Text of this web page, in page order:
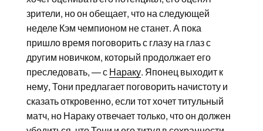
зрители, но он обещает, что на следующей
неделе Кэм чемпионом не станет. А пока
пришло время поговорить с глазу на глаз с
другим новичком, который продолжает его
преследовать, — с Нараку. Японец выходит к
нему, Тони предлагает поговорить начистоту и
сказать откровенно, если тот хочет титульный
матч, но Нараку отвечает только, что он должен